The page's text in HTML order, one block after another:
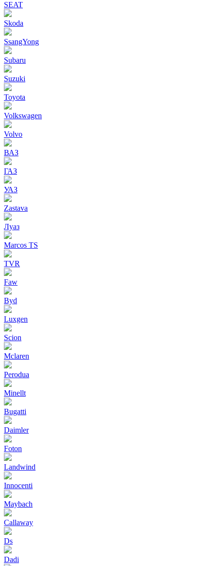
SEAT
Skoda
SsangYong
Subaru
Suzuki
Toyota
Volkswagen
Volvo
ВАЗ
ГАЗ
УАЗ
Zastava
Луаз
Marcos TS
TVR
Faw
Byd
Luxgen
Scion
Mclaren
Perodua
Minellt
Bugatti
Daimler
Foton
Landwind
Innocenti
Maybach
Callaway
Ds
Dadi